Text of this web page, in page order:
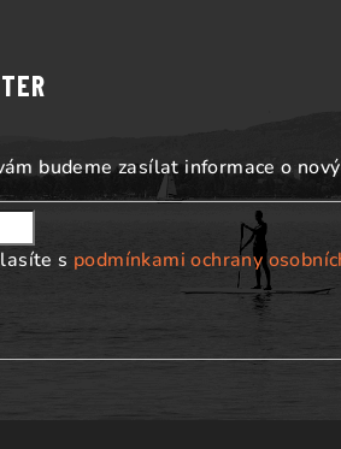
budeme zasílat informace o
s podmínkami ochrany